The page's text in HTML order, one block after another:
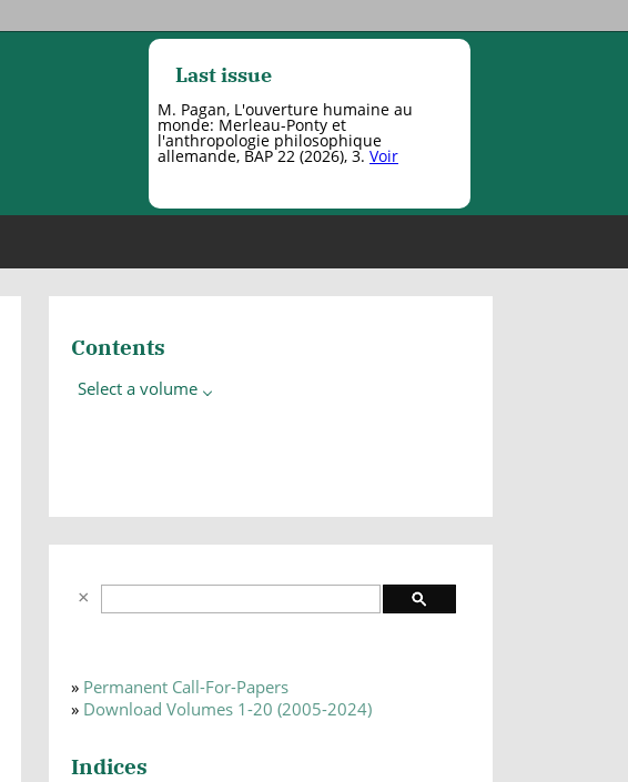
Last issue
M. Pagan, L'ouverture humaine au
monde: Merleau-Ponty et
l'anthropologie philosophique
allemande, BAP 22 (2026), 3. Voir
Contents
Select a volume
» Permanent Call-For-Papers
» Download Volumes 1-20 (2005-2024)
Indices